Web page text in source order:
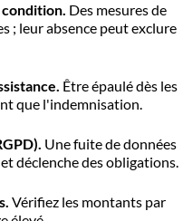
Des mesures de
; leur absence peut exclure
Être épaulé dès les
que l'indemnisation.
Une fuite de données
déclenche des obligations.
Vérifiez les montants par